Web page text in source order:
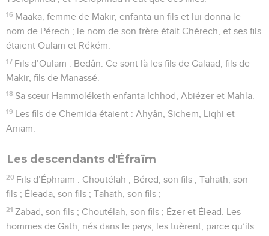
16 Maaka, femme de Makir, enfanta un fils et lui donna le
nom de Pérech ; le nom de son frère était Chérech, et ses fils
étaient Oulam et Rékém.
17 Fils d’Oulam : Bedân. Ce sont là les fils de Galaad, fils de
Makir, fils de Manassé.
18 Sa sœur Hammoléketh enfanta Ichhod, Abiézer et Mahla.
19 Les fils de Chemida étaient : Ahyân, Sichem, Liqhi et
Aniam.
Les descendants d'Éfraïm
20 Fils d’Éphraïm : Choutélah ; Béred, son fils ; Tahath, son
fils ; Éleada, son fils ; Tahath, son fils ;
21 Zabad, son fils ; Choutélah, son fils ; Ézer et Élead. Les
hommes de Gath, nés dans le pays, les tuèrent, parce qu’ils